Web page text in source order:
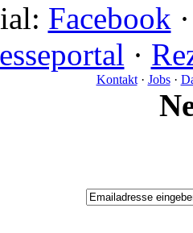
Facebook
·
Kontakt· Jobs·